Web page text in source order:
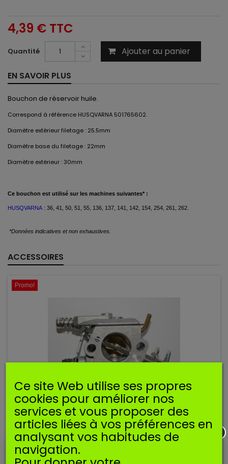
4,39 € TTC
Quantité Ajouter au panier
EN SAVOIR PLUS
Bouchon de réservoir huile.
Correspond à référence HUSQVARNA 501765602.
Diamètre extérieur filetage : 25.5mm
Diamètre base du filetage : 22mm
Diamètre extérieur : 30mm
Ce bouchon est utilisé sur les machines suivantes* :
HUSQVARNA : 36, 41, 50, 51, 55, 136, 137, 141, 142, 154, 254, 261, 262
*Données indicatives et non exhaustives.
ACCESSOIRES
Promo!
RéférenceSCARB005
Manufacturer:SOSMEMBRANES
CARBURATEUR COMPATIBLE HUSQVARNA 136 137 141 142
Ce site Web utilise ses propres
cookies pour améliorer nos
services et vous proposer des
articles liées à vos préférences en
analysant vos habitudes de
navigation.